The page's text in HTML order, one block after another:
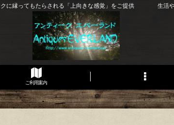
クに縁ってもたらされる「上向きな感覚」をご提供 生活や
ご利用案内